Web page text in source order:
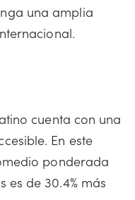
una amplia
cuenta con una
En este
ponderada
es de 30.4% más